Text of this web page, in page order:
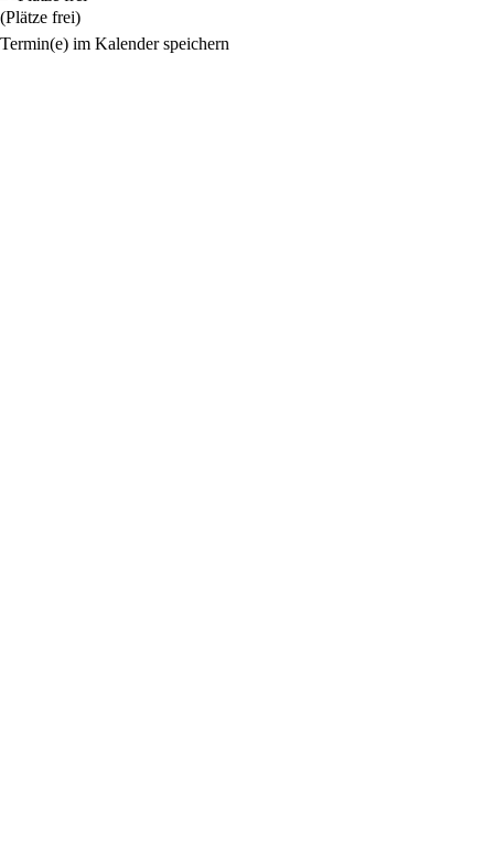
(Plätze frei)
Termin(e) im Kalender speichern